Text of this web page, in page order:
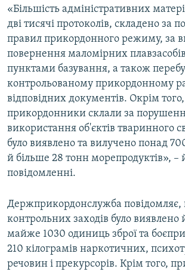
«Більшість адміністративних
дві тисячі протоколів, складено за
правил прикордонного режиму, за
повернення маломірних
пунктами базування, а також
контрольованому прикордонному
відповідних документів. Окрім
прикордонники склали за
використання об'єктів тваринного
було виявлено та вилучено понад
й більше 28 тонн морепродуктів», –
повідомленні.
Держприкордонслужба повідомляє,
контрольних заходів було виявлено
майже 1030 одиниць зброї та
210 кілограмів наркотичних,
речовин і прекурсорів. Крім того,